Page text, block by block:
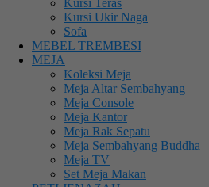
Kursi Ukir Naga
Sofa
MEBEL TREMBESI
MEJA
Koleksi Meja
Meja Altar Sembahyang
Meja Console
Meja Kantor
Meja Rak Sepatu
Meja Sembahyang Buddha
Meja TV
Set Meja Makan